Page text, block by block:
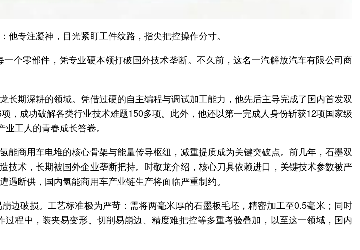
专注凝神，目光紧盯工件纹路，指尖把控操作分寸。
个零部件，凭专业硬本领打破国外技术垄断。不久前，这名一汽解放汽车有限公司商
期深耕的领域。凭借过硬的自主编程与调试加工能力，他先后主导完成了国内首发双
，成功破解各类行业技术难题150多项。此外，他还以第一完成人身份斩获12项国家级
工人的青春成长答卷。
商用车电堆的核心骨架与能量传导枢纽，减重提质成为关键突破点。前几年，石墨双
术，长期被国外企业垄断把持。时敬龙介绍，核心刀具依赖进口，关键技术参数被严
断供，国内氢能商用车产业链生产将面临严重制约。
边破损。工艺标准极为严苛：需将两毫米厚的石墨板毛坯，精密加工至0.5毫米；同时
程中，装夹易变形、切削易崩边、精度难把控等多重考验叠加，以至这一领域，国内